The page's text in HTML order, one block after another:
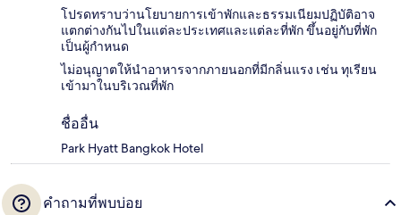
โปรดทราบว่านโยบายการเข้าพักและธรรมเนียมปฏิบัติอาจ
แตกต่างกันไปในแต่ละประเทศและแต่ละที่พัก ขึ้นอยู่กับที่พัก
เป็นผู้กำหนด
ไม่อนุญาตให้นำอาหารจากภายนอกที่มีกลิ่นแรง เช่น ทุเรียน
เข้ามาในบริเวณที่พัก
ชื่ออื่น
Park Hyatt Bangkok Hotel
คำถามที่พบบ่อย